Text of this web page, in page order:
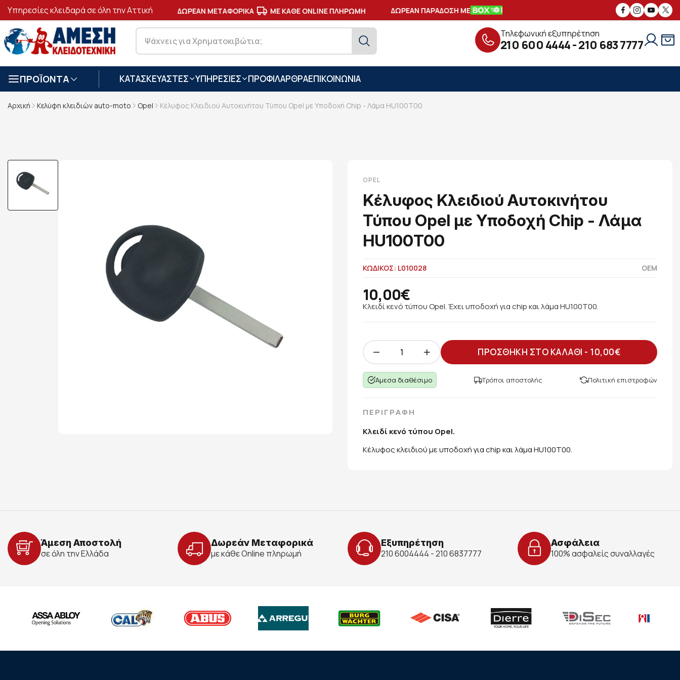
Υπηρεσίες κλειδαρά σε όλη την Αττική
ΑΣΦΑΛΕΙΣ ΣΥΝΑΛΛΑΓΕΣ ΔΩΡΕΑΝ ΜΕΤΑΦΟΡΙΚΑ ΜΕ ΚΑΘΕ ONLINE ΠΛΗΡΩΜΗ ΔΩΡΕΑΝ ΠΑΡΑΔΟΣΗ ΜΕ ΣΥΝΑΛΛΑΓΕΣ
Τηλεφωνική εξυπηρέτηση
210 600 4444-210 683 7777
ΠΡΟΪΟΝΤΑ ΚΑΤΑΣΚΕΥΑΣΤΕΣ ΥΠΗΡΕΣΙΕΣ ΠΡΟΦΙΛΑΡΘΡΑΕΠΙΚΟΙΝΩΝΙΑ
Αρχική Κελύφη κλειδιών auto-moto Opel Κέλυφος Κλειδιού Αυτοκινήτου Τύπου Opel με Υποδοχή Chip - Λάμα HU100T00
OPEL
Κέλυφος Κλειδιού Αυτοκινήτου
Τύπου Opel με Υποδοχή Chip - Λάμα
HU100T00
ΚΩΔΙΚΟΣ: L010028 OEM
10,00€
Κλειδί κενό τύπου Opel. Έχει υποδοχή για chip και λάμα HU100T00.
ΠΡΟΣΘΗΚΗ ΣΤΟ ΚΑΛΑΘΙ - 10,00€
Άμεσα διαθέσιμο Τρόποι αποστολής Πολιτική επιστροφών
ΠΕΡΙΓΡΑΦΗ
Κλειδί κενό τύπου Opel.
Κέλυφος κλειδιού με υποδοχή για chip και λάμα HU100T00.
Άμεση Αποστολή
σε όλη την Ελλάδα
Δωρεάν Μεταφορικά
με κάθε Online πληρωμή
Εξυπηρέτηση
210 6004444 - 210 6837777
Ασφάλεια
100% ασφαλείς συναλλαγές